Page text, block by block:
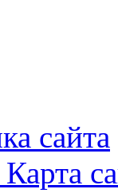
сайта